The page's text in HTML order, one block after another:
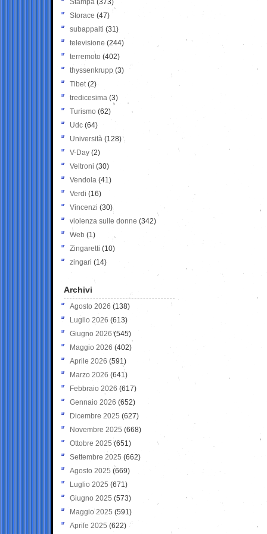
Stampa (373)
Storace (47)
subappalti (31)
televisione(244)
terremoto (402)
thyssenkrupp (3)
Tibet(2)
tredicesima (3)
Turismo (62)
Udc (64)
Università (128)
V-Day (2)
Veltroni (30)
Vendola (41)
Verdi (16)
Vincenzi (30)
violenza sulle donne (342)
Web (1)
Zingaretti (10)
zingari (14)
Archivi
Agosto 2026 (138)
Luglio 2026 (613)
Giugno 2026 (545)
Maggio 2026 (402)
Aprile 2026 (591)
Marzo 2026 (641)
Febbraio 2026 (617)
Gennaio 2026 (652)
Dicembre 2025 (627)
Novembre 2025 (668)
Ottobre 2025 (651)
Settembre 2025 (662)
Agosto 2025 (669)
Luglio 2025 (671)
Giugno 2025 (573)
Maggio 2025 (591)
Aprile 2025 (622)